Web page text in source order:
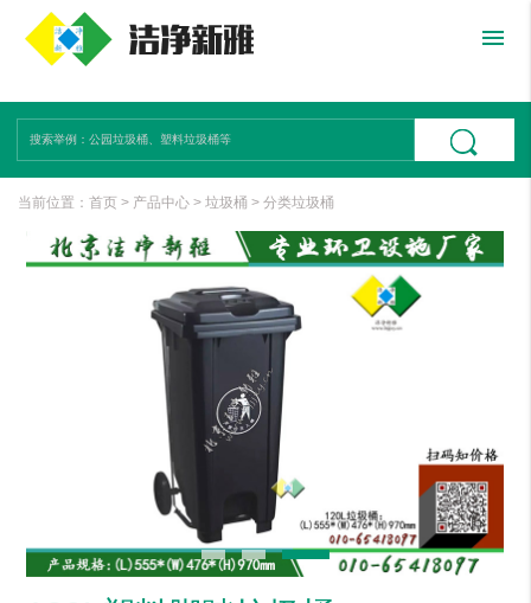
menu
当前位置： 首页> 产品中心> 垃圾桶 > 分类垃圾桶